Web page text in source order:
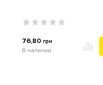
76,80 грн
В наличии